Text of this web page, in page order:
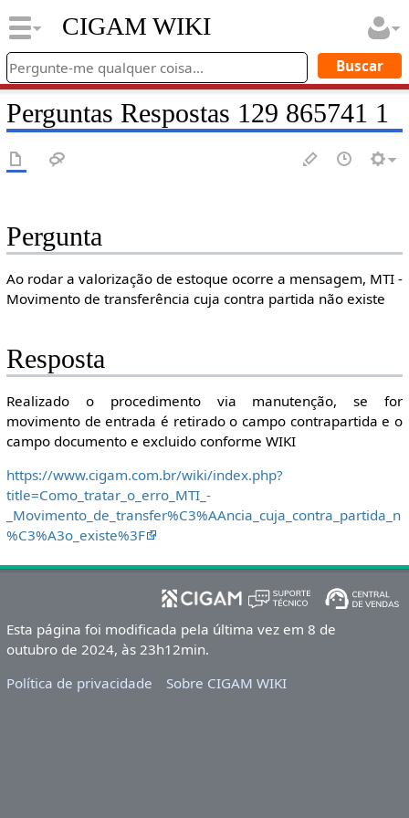
CIGAM WIKI
Perguntas Respostas 129 865741 1
Pergunta
Ao rodar a valorização de estoque ocorre a mensagem, MTI -
Movimento de transferência cuja contra partida não existe
Resposta
Realizado o procedimento via manutenção, se for
movimento de entrada é retirado o campo contrapartida e o
campo documento e excluido conforme WIKI
https://www.cigam.com.br/wiki/index.php?
title=Como_tratar_o_erro_MTI_-
_Movimento_de_transfer%C3%AAncia_cuja_contra_partida_n
%C3%A3o_existe%3F
Esta página foi modificada pela última vez em 8 de
outubro de 2024, às 23h12min.
Política de privacidade
Sobre CIGAM WIKI